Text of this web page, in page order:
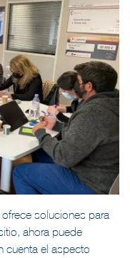
soluciones para
ahora puede
cuenta el aspecto